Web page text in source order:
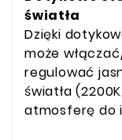
światła
Dzięki
może
regulować
światła
atmosferę do